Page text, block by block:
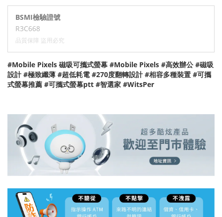
BSMI檢驗證號
R3C668
品質保障 盜用必究
#Mobile Pixels 磁吸可攜式螢幕 #Mobile Pixels #高效辦公 #磁吸
設計 #極致纖薄 #超低耗電 #270度翻轉設計 #相容多種裝置 #可攜
式螢幕推薦 #可攜式螢幕ptt #智選家 #WitsPer